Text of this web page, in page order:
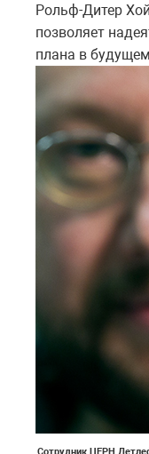
Рольф-Дитер
позволяет
плана в
Сотрудник ЦЕРН